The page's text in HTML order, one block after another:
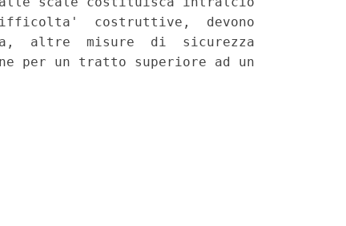
costruttive,  devono
altre  misure  di  sicurezza
per un tratto superiore ad un